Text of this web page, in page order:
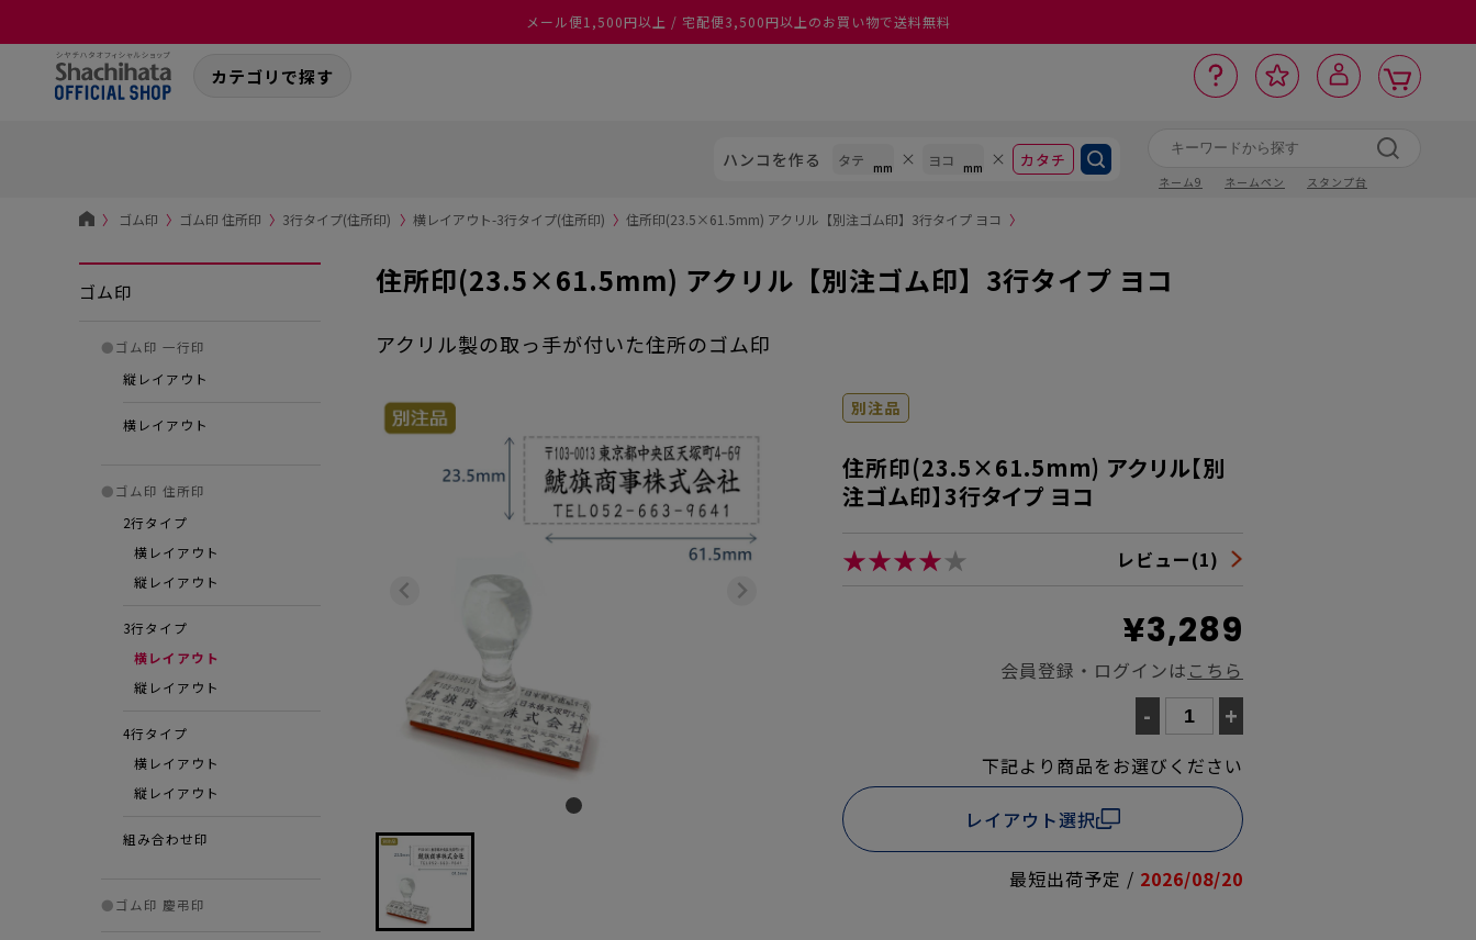
メール便1,500円以上 / 宅配便3,500円以上のお買い物で送料無料
カテゴリで探す
ハンコを作る カタチ
ネーム9 ネームペン スタンプ台
サ
ポ
ト
ー お
気
に
入
り
ロ
グ
イ
ン ト
ー
〉 ゴム印 〉 ゴム印 住所印 〉 3行タイプ(住所印) 〉 横レイアウト-3行タイプ(住所印) 〉 住所印(23.5×61.5mm) アクリル【別注ゴム印】3行タイプ ヨコ 〉
ゴム印
●ゴム印 一行印
縦レイアウト
横レイアウト
●ゴム印 住所印
2行タイプ
横レイアウト
縦レイアウト
3行タイプ
横レイアウト
縦レイアウト
4行タイプ
横レイアウト
縦レイアウト
組み合わせ印
●ゴム印 慶弔印
住所印(23.5×61.5mm) アクリル【別注ゴム印】3行タイプ ヨコ
アクリル製の取っ手が付いた住所のゴム印
別注品
住所印(23.5×61.5mm) アクリル【別
注ゴム印】3行タイプ ヨコ
★★★★★ レビュー(1)
¥3,289
会員登録・ログインは こちら
- +
下記より商品をお選びください
レイアウト選択
最短出荷予定 / 2026/08/20